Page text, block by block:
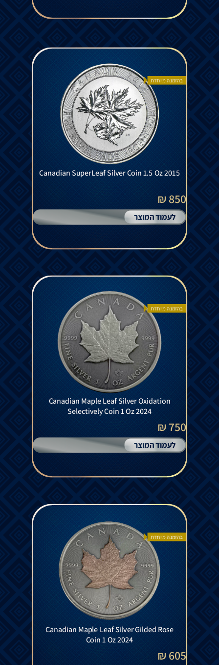
בהזמנה מיוחדת
Canadian SuperLeaf Silver Coin 1.5 Oz 2015
850 ₪
לעמוד המוצר
בהזמנה מיוחדת
Canadian Maple Leaf Silver Oxidation
Selectively Coin 1 Oz 2024
750 ₪
לעמוד המוצר
בהזמנה מיוחדת
Canadian Maple Leaf Silver Gilded Rose
Coin 1 Oz 2024
605 ₪